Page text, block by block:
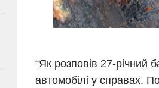
“Як розповів 27-річний
автомобілі у справах.